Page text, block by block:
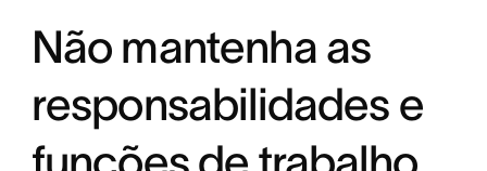
Não mantenha as
responsabilidades e